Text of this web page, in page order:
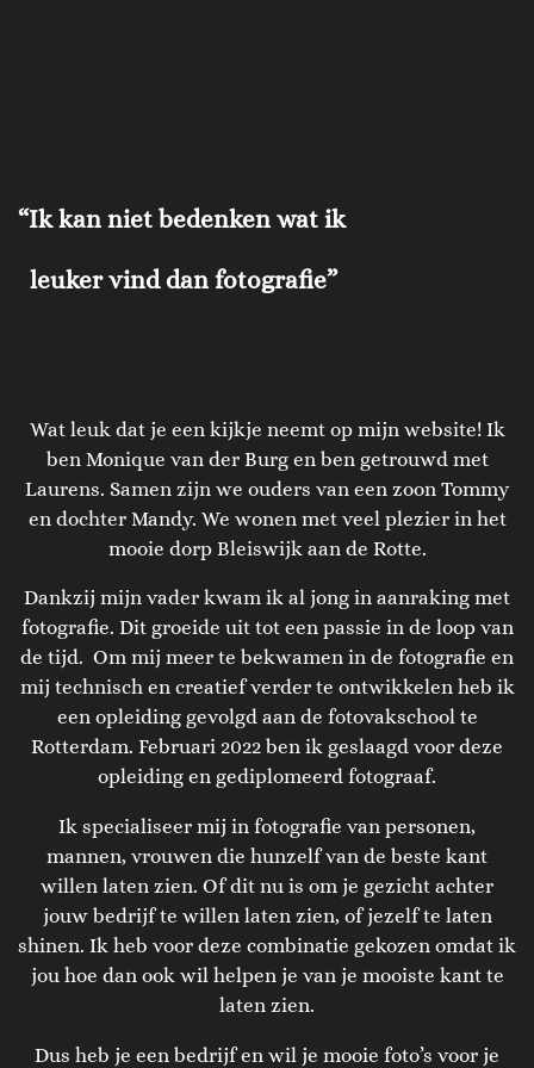
“Ik kan niet bedenken wat ik
leuker vind dan fotografie”
Wat leuk dat je een kijkje neemt op mijn website! Ik
ben Monique van der Burg en ben getrouwd met
Laurens. Samen zijn we ouders van een zoon Tommy
en dochter Mandy. We wonen met veel plezier in het
mooie dorp Bleiswijk aan de Rotte.
Dankzij mijn vader kwam ik al jong in aanraking met
fotografie. Dit groeide uit tot een passie in de loop van
de tijd. Om mij meer te bekwamen in de fotografie en
mij technisch en creatief verder te ontwikkelen heb ik
een opleiding gevolgd aan de fotovakschool te
Rotterdam. Februari 2022 ben ik geslaagd voor deze
opleiding en gediplomeerd fotograaf.
Ik specialiseer mij in fotografie van personen,
mannen, vrouwen die hunzelf van de beste kant
willen laten zien. Of dit nu is om je gezicht achter
jouw bedrijf te willen laten zien, of jezelf te laten
shinen. Ik heb voor deze combinatie gekozen omdat ik
jou hoe dan ook wil helpen je van je mooiste kant te
laten zien.
Dus heb je een bedrijf en wil je mooie foto’s voor je